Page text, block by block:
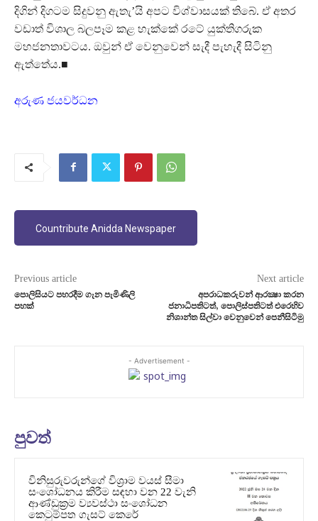
දිගින් දිගටම සිදුවනු ඇතැ’යි අපට විශ්වාසයක් තිබේ. ඒ අතර
වඩාත් විශාල බලපෑම කළ හැක්කේ රටේ යුක්තිගරුක
මහජනතාවටය. ඔවුන් ඒ වෙනුවෙන් සැදී පැහැදී සිටිනු
ඇත්තේය.■
අරුණ ජයවර්ධන
Countribute Anidda Newspaper
Previous article
පොලිසියට පහරදීම ගැන පැමිණිලි
පහක්
Next article
අපරාධකරුවන් ආරක්‍ෂා කරන
ජනාධිපතිටත්, පොලිස්පතිටත් එරෙහිව
නිශාන්ත සිල්වා වෙනුවෙන් පෙනීසිටිමු
- Advertisement -
පුවත්
විනිසුරුවරුන්ගේ විශ්‍රාම වයස් සීමා
සංශෝධනය කිරීම සඳහා වන 22 වැනි
ආණ්ඩුක්‍රම ව්‍යවස්ථා සංශෝධන
කෙටුම්පත ගැසට් කෙරේ